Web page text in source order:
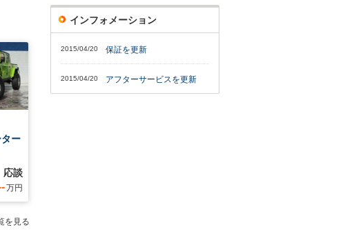
ー
応談
万円
を見る
インフォメーション
2015/04/20 保証を更新
2015/04/20 アフターサービスを更新